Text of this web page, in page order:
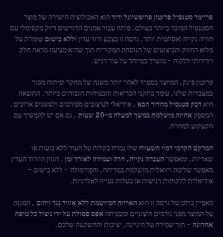
פריימר סטנסיל פרוטון פרופשיונל ורוד הוא האבולוציה הישירה של מוצר
הסטנסיל המוכר ביותר בעולם. פותח עבור אמנים הדורשים דיוק מקסימלי עם
חוויה נקייה ואסתטית יותר, גרסה זו בצבע ורוד עדין וללא בישום שומרת על
מלוא החוזק והביצועים של הנוסחה המקורית תוך שהיא מציעה מראה חלק
וידידותי ללקוח – מוערך במיוחד על עור רגיש.
פרוטון פינק, המיוצר בספרד לאחר יותר משנה של מחקר ופיתוח מסור
במעבדות שלנו, עומד בתקני הבריאות והבטיחות הגבוהים ביותר. התוצאה
היא דבק סטנסיל מהדור הבא , אידיאלי לעיצובים מפורטים ולסשנים ארוכים,
המספק אחיזה מושלמת במשך למעלה מ-20 שעות
, גם אם יש להמשיך עם
הקעקוע למחרת.
המרקם הקרמי דמוי השעווהשלו נמרח בקלות על העור ללא בועות או
שאריות, ומאפשר העברה נקייה, חדה ועמידה לאורך זמן . הגוון הוורוד העדין
מאפשר שליטה ויזואלית מושלמת במריחה, והפורמולה – ללא בישום –
אידיאלית ללקוחות רגישות או בעלות נטייה לאלרגיות.
מאפיין בולט של גרסה זו הוא האריזה המיושמת ללא אוויר נגד זיהום , המגנה
על המוצר מפני גורמים חיצוניים ומבטיחהאפס פסולת על ידי ניצול כל טיפה
אחרונה – תוך שמירה על היגיינה, יציבות וההשקעה שלכם.